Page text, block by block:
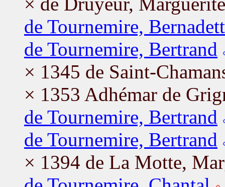
de Tournemire,
de Tournemire, Bertrand
× 1345 de Saint-
× 1353 Adhémar de
de Tournemire, Bertrand
de Tournemire, Bertrand
× 1394 de La Motte,